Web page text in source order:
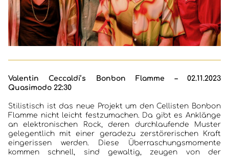
KONZERTBERICHTE
INTERVIEWS
ALBEN
JAZZCLUBS BERLIN
Valentin Ceccaldi’s Bonbon Flamme – 02.11.2023
Quasimodo 22:30
Stilistisch ist das neue Projekt um den Cellisten Bonbon
Flamme nicht leicht festzumachen. Da gibt es Anklänge
an elektronischen Rock, deren durchlaufende Muster
gelegentlich mit einer geradezu zerstörerischen Kraft
eingerissen werden. Diese Überraschungsmomente
kommen schnell, sind gewaltig, zeugen von der